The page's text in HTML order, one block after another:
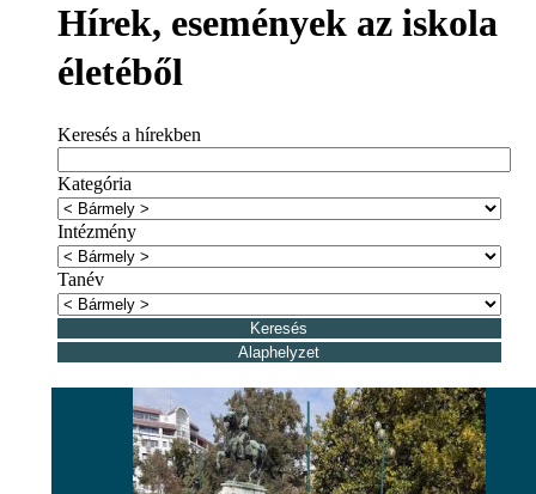
Hírek, események az iskola
életéből
Keresés a hírekben
Kategória
Intézmény
Tanév